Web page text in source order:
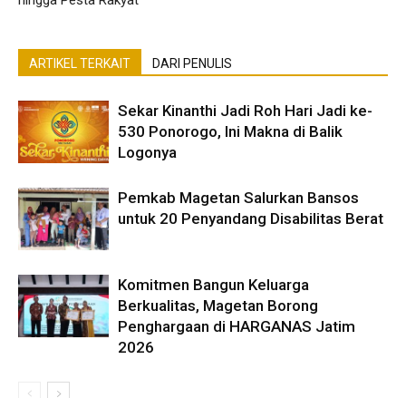
ARTIKEL TERKAIT DARI PENULIS
Sekar Kinanthi Jadi Roh Hari Jadi ke-
530 Ponorogo, Ini Makna di Balik
Logonya
Pemkab Magetan Salurkan Bansos
untuk 20 Penyandang Disabilitas Berat
Komitmen Bangun Keluarga
Berkualitas, Magetan Borong
Penghargaan di HARGANAS Jatim
2026